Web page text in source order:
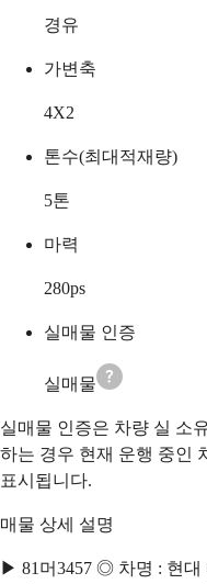
경유
가변축
4X2
톤수(최대적재량)
5톤
마력
280ps
실매물 인증
실매물
실매물 인증은 차량 실 소
하는 경우 현재 운행 중인
표시됩니다.
매물 상세 설명
▶ 81머3457 ◎ 차명 : 현대